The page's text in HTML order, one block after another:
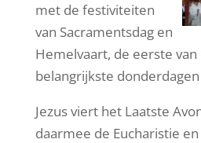
met de festiviteiten
van Sacramentsdag en
Hemelvaart, de eerste van
belangrijkste
Jezus viert het Laatste
daarmee de Eucharistie